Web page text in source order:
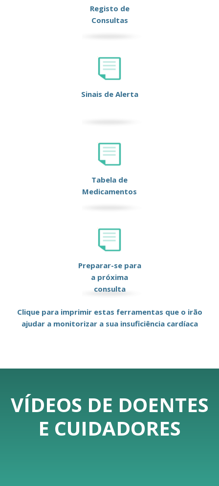
Registo de
Consultas
Sinais de Alerta
Tabela de
Medicamentos
Preparar-se para
a próxima
consulta
Clique para imprimir estas ferramentas que o irão
ajudar a monitorizar a sua insuficiência cardíaca
VÍDEOS DE DOENTES
E CUIDADORES